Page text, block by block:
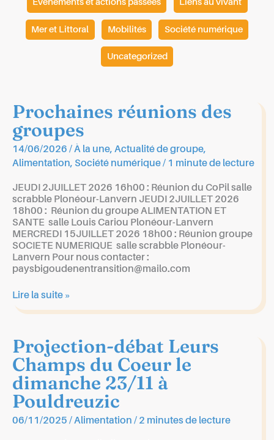
Évènements et actions passées Liens au vivant
Mer et Littoral Mobilités Société numérique
Uncategorized
Prochaines réunions des
groupes
14/06/2026 /À la une, Actualité de groupe,
Alimentation, Société numérique/ 1 minute de lecture
JEUDI 2JUILLET 2026 16h00 : Réunion du CoPil salle
scrabble Plonéour-Lanvern JEUDI 2JUILLET 2026
18h00 : Réunion du groupe ALIMENTATION ET
SANTE salle Louis Cariou Plonéour-Lanvern
MERCREDI 15JUILLET 2026 18h00 : Réunion groupe
SOCIETE NUMERIQUE salle scrabble Plonéour-
Lanvern Pour nous contacter :
paysbigoudenentransition@mailo.com
Prochaines
réunions
Lire la suite »
Projection-débat Leurs
Champs du Coeur le
dimanche 23/11 à
Pouldreuzic
06/11/2025 /Alimentation / 2 minutes de lecture